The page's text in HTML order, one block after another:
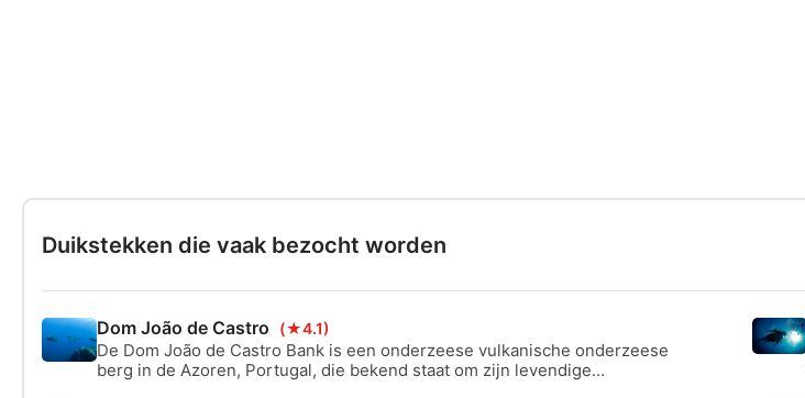
Duikstekken die vaak bezocht worden
Dom João de Castro (★4.1)
De Dom João de Castro Bank is een onderzeese vulkanische onderzeese
berg in de Azoren, Portugal, die bekend staat om zijn levendige